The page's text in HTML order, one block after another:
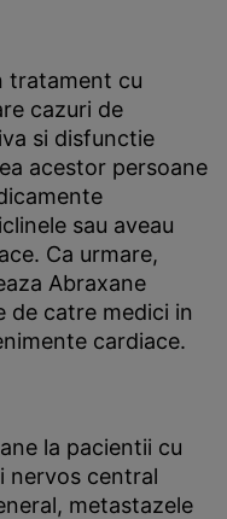
tratament cu
cazuri de
si disfunctie
acestor persoane
sau aveau
Ca urmare,
Abraxane
de catre medici in
cardiace.
la pacientii cu
nervos central
metastazele